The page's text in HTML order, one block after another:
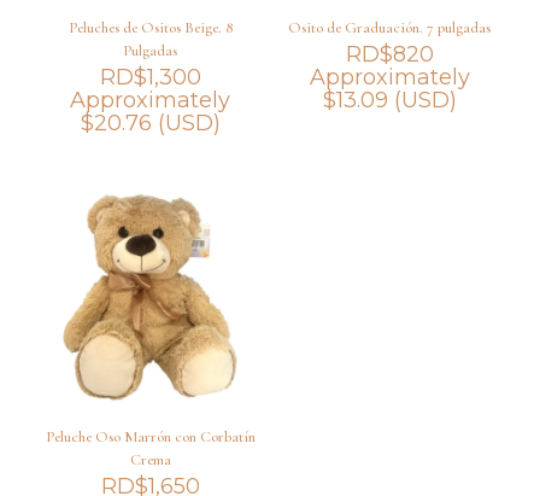
Peluches de Ositos Beige. 8
Pulgadas
RD$1,300
Approximately
$20.76 (USD)
Osito de Graduación. 7 pulgadas
RD$820
Approximately
$13.09 (USD)
Peluche Oso Marrón con Corbatín
Crema
RD$1,650